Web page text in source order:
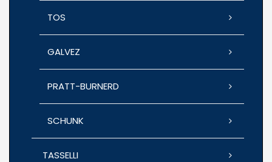
TOS
GALVEZ
PRATT-BURNERD
SCHUNK
TASSELLI